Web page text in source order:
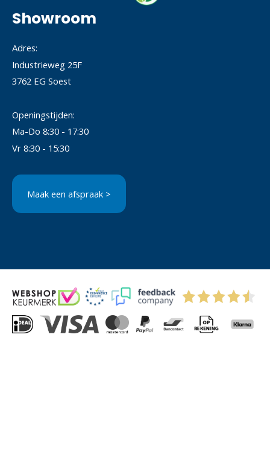
Showroom
Adres:
Industrieweg 25F
3762 EG Soest
Openingstijden:
Ma-Do 8:30 - 17:30
Vr 8:30 - 15:30
Maak een afspraak >